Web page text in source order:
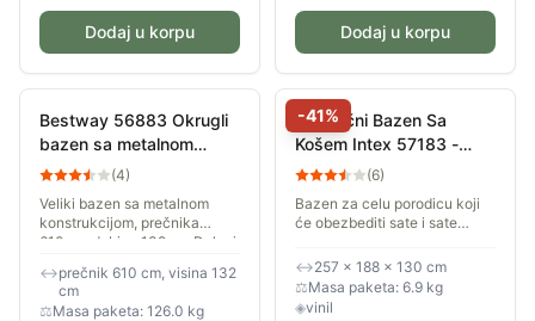
Dodaj u korpu Dodaj u korpu
Bestway 56883 Okrugli
bazen sa metalnom
konstrukcijom 610x132
(4)
Veliki bazen sa metalnom
konstrukcijom, prečnika
610cm, dubine 132cm. Dolazi
merdevinama i prekrivačem.
↔prečnik 610 cm, visina 132
cm
⚖Masa paketa: 126.0 kg
-41%
Porodični Bazen Sa
Košem Intex 57183 -
Bazen Za Igru
(6)
Bazen za celu porodicu koji
će obezbediti sate i sate
57183. Lako se naduvava i
postavlja. Zahvata 682 litra
vode kada se...
↔257 × 188 × 130 cm
⚖Masa paketa: 6.9 kg
◈vinil